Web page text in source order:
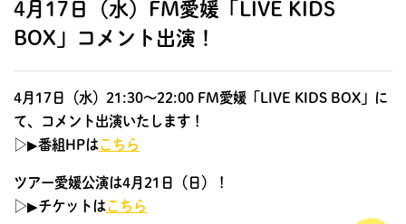
4月17日（水）FM愛媛「LIVE KIDS
BOX」コメント出演！
4月17日（水）21:30〜22:00 FM愛媛「LIVE KIDS BOX」に
て、コメント出演いたします！
▷▶︎番組HPはこちら
ツアー愛媛公演は4月21日（日）！
▷▶︎チケットはこちら